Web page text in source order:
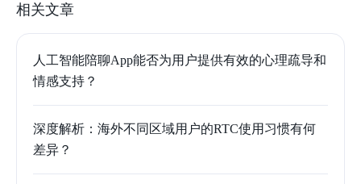
相关文章
人工智能陪聊App能否为用户提供有效的心理疏导和
情感支持？
深度解析：海外不同区域用户的RTC使用习惯有何
差异？